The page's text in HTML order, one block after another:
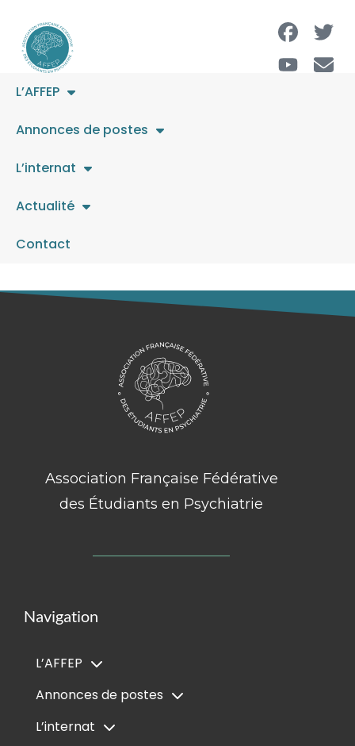
L’AFFEP
Annonces de postes
L’internat
Actualité
Contact
Recrute psychiatre
HDJ privé Lyon
Association Française Fédérative
des Étudiants en Psychiatrie
Navigation
L’AFFEP
Annonces de postes
L’internat